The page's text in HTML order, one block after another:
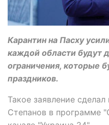
Карантин на Пасху
каждой области будут
ограничения, которые
праздников.
Такое заявление
Степанов в программе